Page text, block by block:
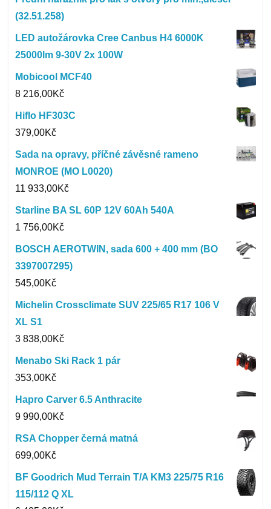
(32.51.258)
LED autožárovka Cree Canbus H4 6000K
25000lm 9-30V 2x 100W
Mobicool MCF40
8 216,00Kč
Hiflo HF303C
379,00Kč
Sada na opravy, příčné závěsné rameno
MONROE (MO L0020)
11 933,00Kč
Starline BA SL 60P 12V 60Ah 540A
1 756,00Kč
BOSCH AEROTWIN, sada 600 + 400 mm (BO
3397007295)
545,00Kč
Michelin Crossclimate SUV 225/65 R17 106 V
XL S1
3 838,00Kč
Menabo Ski Rack 1 pár
353,00Kč
Hapro Carver 6.5 Anthracite
9 990,00Kč
RSA Chopper černá matná
699,00Kč
BF Goodrich Mud Terrain T/A KM3 225/75 R16
115/112 Q XL